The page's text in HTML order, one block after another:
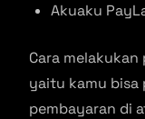
Akuaku
Cara
yaitu kamu bisa
pembayaran di